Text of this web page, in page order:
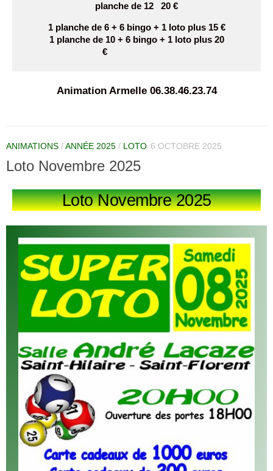
planche de 12 20 €
1 planche de 6 + 6 bingo + 1 loto plus 15 €
1 planche de 10 + 6 bingo + 1 loto plus 20
€
Animation Armelle 06.38.46.23.74
ANIMATIONS /ANNÉE 2025 / LOTO 6 OCTOBRE 2025
Loto Novembre 2025
Loto Novembre 2025